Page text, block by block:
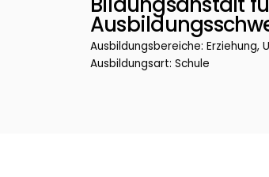
Ausbildungsbereiche: Erziehung,
Ausbildungsart: Schule